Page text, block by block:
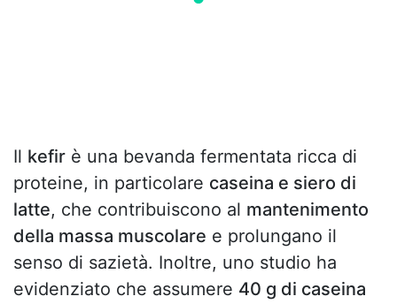
Il kefir è una bevanda fermentata ricca di
proteine, in particolare caseina e siero di
latte, che contribuiscono al mantenimento
della massa muscolare e prolungano il
senso di sazietà. Inoltre, uno studio ha
evidenziato che assumere 40 g di caseina